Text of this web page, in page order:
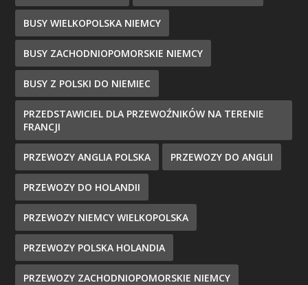
BUSY WIELKOPOLSKA NIEMCY
BUSY ZACHODNIOPOMORSKIE NIEMCY
BUSY Z POLSKI DO NIEMIEC
PRZEDSTAWICIEL DLA PRZEWOŹNIKÓW NA TERENIE
FRANCJI
PRZEWOZY ANGLIA POLSKA PRZEWOZY DO ANGLII
PRZEWOZY DO HOLANDII
PRZEWOZY NIEMCY WIELKOPOLSKA
PRZEWOZY POLSKA HOLANDIA
PRZEWOZY ZACHODNIOPOMORSKIE NIEMCY